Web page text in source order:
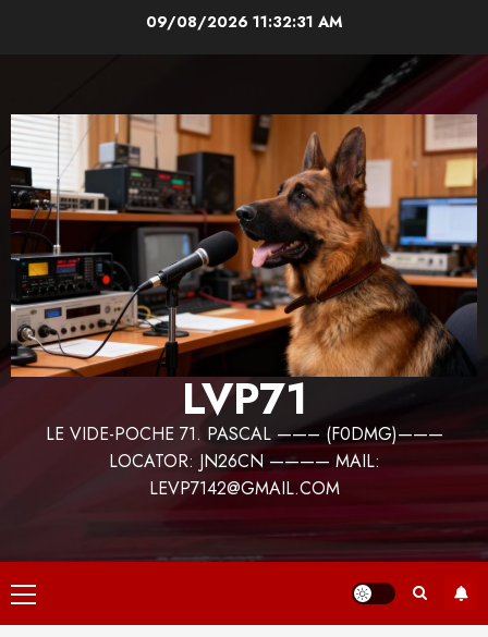
09/08/2026 11:32:32 AM
LVP71
LE VIDE-POCHE 71. PASCAL ——– (F0DMG)———
LOCATOR: JN26CN ———— MAIL:
LEVP7142@GMAIL.COM
Menu
principal